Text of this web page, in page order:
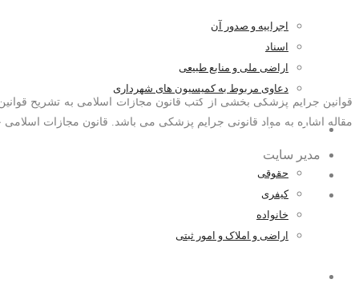
اجراییه و صدور آن
اسناد
اراضی ملی و منابع طبیعی
دعاوی مربوط به کمیسیون های شهرداری
اخبار و مقالات
حقوقی
کیفری
خانواده
اراضی و املاک و امور ثبتی
با قوانین جرایم پزشکی
قوانین جرایم پزشکی بخشی از کتب قانون مجازات اسلامی به تشریح
مقاله اشاره به مواد قانونی جرایم پزشکی می باشد. قانون مجازات
مدیر سایت
۱۳۹۹-۰۵-۰۵